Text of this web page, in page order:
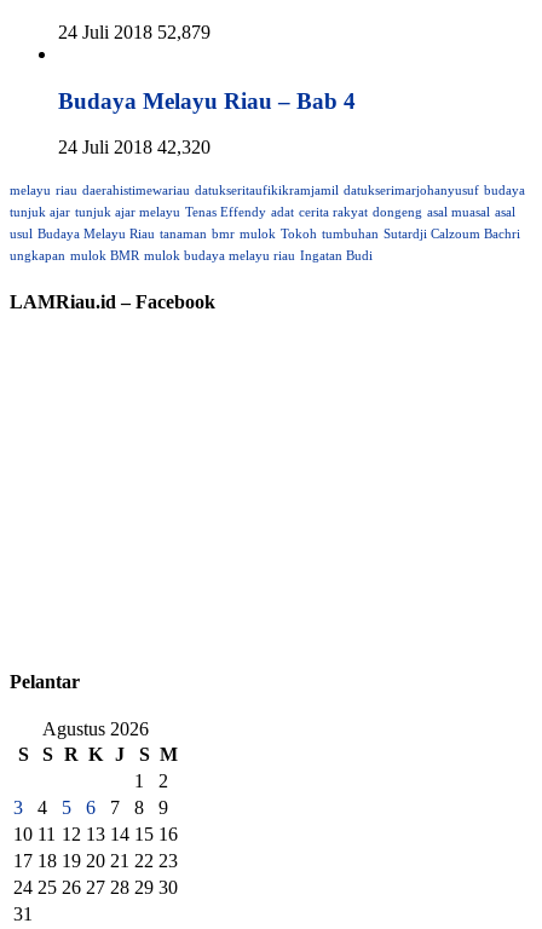
24 Juli 2018 52,879
Budaya Melayu Riau – Bab 4
24 Juli 2018 42,320
melayu riau daerahistimewariau datukseritaufikikramjamil datukserimarjohanyusuf budaya
tunjuk ajar tunjuk ajar melayu Tenas Effendy adat cerita rakyat dongeng asal muasal asal
usul Budaya Melayu Riau tanaman bmr mulok Tokoh tumbuhan Sutardji Calzoum Bachri
ungkapan mulok BMR mulok budaya melayu riau Ingatan Budi
LAMRiau.id – Facebook
Pelantar
Agustus 2026
S
S R K J S M
1
2
3
4 5 6 7 8
9
10 11 12 13 14 15 16
17 18 19 20 21 22 23
24 25 26 27 28 29 30
31